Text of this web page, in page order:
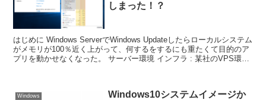
しまった！？
はじめに Windows ServerでWindows Updateしたらローカルシステム
がメモリが100％近く上がって、何するをするにも重たくて目的のア
プリを動かせなくなった。 サーバー環境 インフラ : 某社のVPS環境
Windows
Windows10システムイメージか